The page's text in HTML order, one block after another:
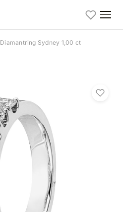
Diamantring Sydney 1,00 ct